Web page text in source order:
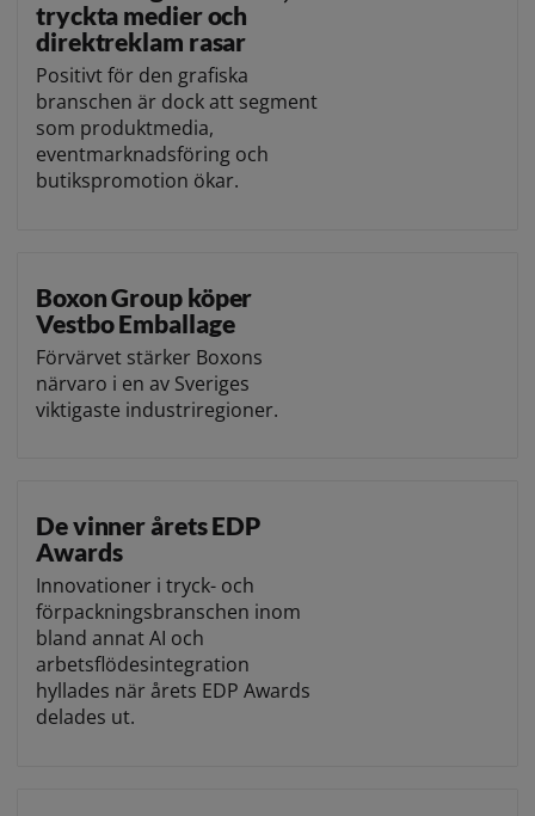
tryckta medier och
direktreklam rasar
Positivt för den grafiska
branschen är dock att segment
som produktmedia,
eventmarknadsföring och
butikspromotion ökar.
Boxon Group köper
Vestbo Emballage
Förvärvet stärker Boxons
närvaro i en av Sveriges
viktigaste industriregioner.
De vinner årets EDP
Awards
Innovationer i tryck- och
förpackningsbranschen inom
bland annat AI och
arbetsflödesintegration
hyllades när årets EDP Awards
delades ut.